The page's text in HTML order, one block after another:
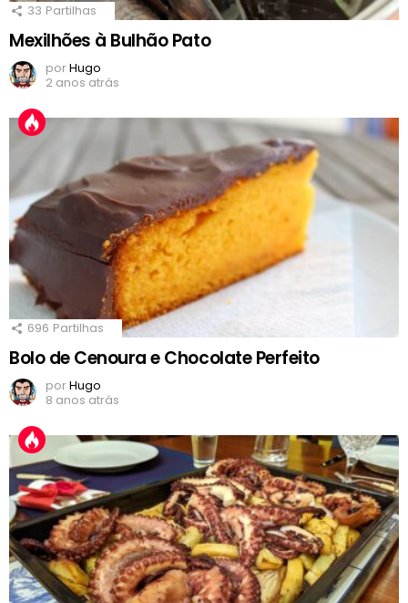
33 Partilhas
Mexilhões à Bulhão Pato
porHugo
2 anos atrás
696 Partilhas
Bolo de Cenoura e Chocolate Perfeito
porHugo
8 anos atrás